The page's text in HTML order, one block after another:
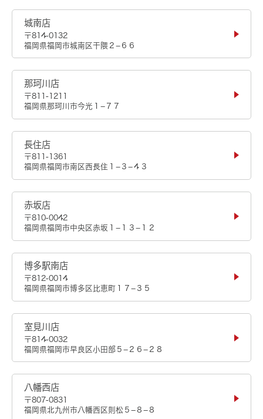
城南店
〒814-0132
福岡県福岡市城南区干隈２−６６
那珂川店
〒811-1211
福岡県那珂川市今光１−７７
長住店
〒811-1361
福岡県福岡市南区西長住１−３−４３
赤坂店
〒810-0042
福岡県福岡市中央区赤坂１−１３−１２
博多駅南店
〒812-0014
福岡県福岡市博多区比恵町１７−３５
室見川店
〒814-0032
福岡県福岡市早良区小田部５−２６−２８
八幡西店
〒807-0831
福岡県北九州市八幡西区則松５−８−８